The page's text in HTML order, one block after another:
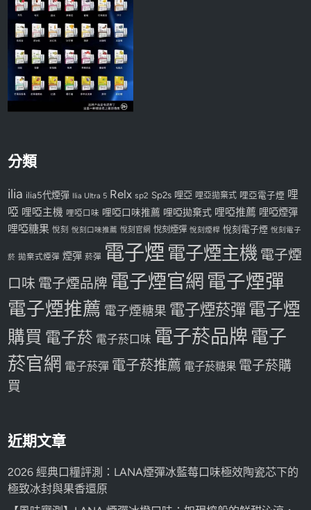
分類
ilia ilia5代煙彈 Ilia Ultra 5 Relx sp2 Sp2s 哩亞 哩亞拋棄式 哩亞電子煙 哩
啞 哩啞主機 哩啞口味 哩啞口味推薦 哩啞拋棄式 哩啞推薦 哩啞煙彈
哩啞糖果 悅刻 悅刻口味推薦 悅刻官網 悅刻煙彈 悅刻煙桿 悅刻電子煙 悅刻電子
菸 拋棄式煙彈 煙彈 菸彈 電子煙 電子煙主機 電子煙
口味 電子煙品牌 電子煙官網 電子煙彈
電子煙推薦 電子煙糖果 電子煙菸彈 電子煙
購買 電子菸 電子菸口味 電子菸品牌 電子
菸官網 電子菸彈 電子菸推薦 電子菸糖果 電子菸購
買
近期文章
2026 經典口糧評測：LANA煙彈冰藍莓口味極效陶瓷芯下的
極致冰封與果香還原